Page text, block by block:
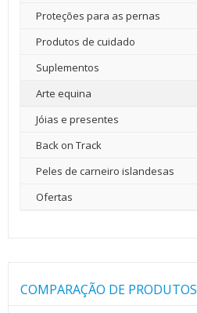
Proteções para as pernas
Produtos de cuidado
Suplementos
Arte equina
Jóias e presentes
Back on Track
Peles de carneiro islandesas
Ofertas
COMPARAÇÃO DE PRODUTOS